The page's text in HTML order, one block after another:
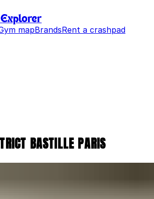
mapBrandsRent a crashpad
BASTILLE PARIS